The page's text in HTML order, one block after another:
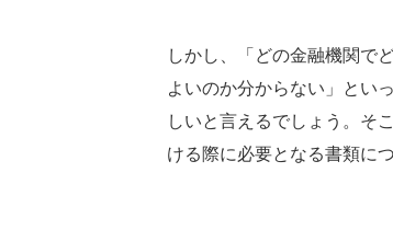
しかし、「どの金融機関で
よいのか分からない」とい
しいと言えるでしょう。そ
ける際に必要となる書類に